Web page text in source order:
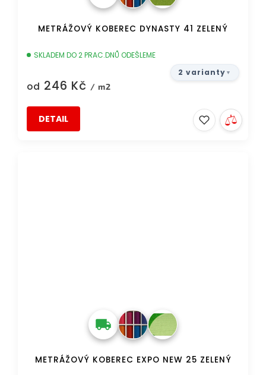
METRÁŽOVÝ KOBEREC DYNASTY 41 ZELENÝ
SKLADEM DO 2 PRAC.DNŮ ODEŠLEME
od 246 Kč / m2
DETAIL
2 varianty
METRÁŽOVÝ KOBEREC EXPO NEW 25 ZELENÝ